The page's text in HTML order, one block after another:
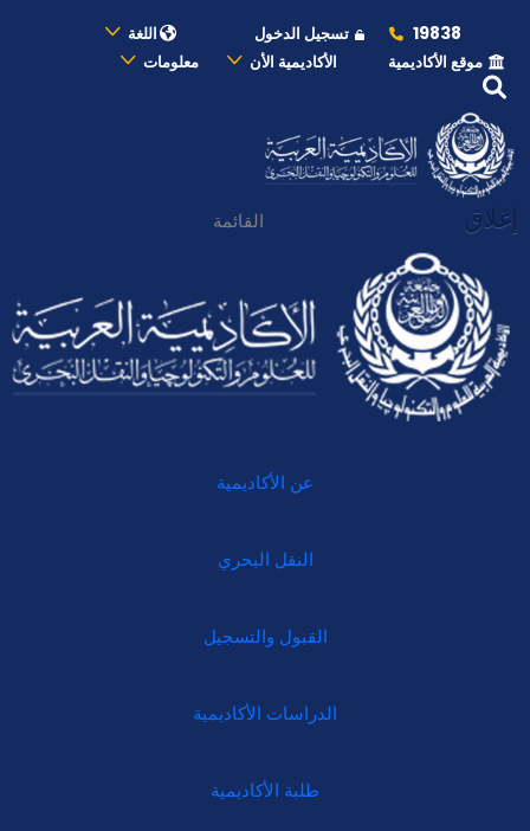
19838 تسجيل الدخول
اللغة
موقع الأكاديمية
الأكاديمية الأن معلومات
إغلاق القائمة
عن الأكاديمية
النقل البحري
القبول والتسجيل
الدراسات الأكاديمية
طلبة الأكاديمية